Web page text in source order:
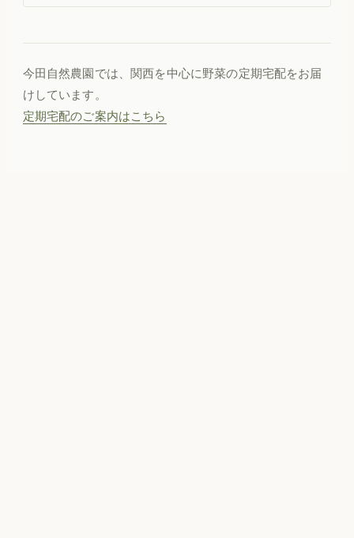
今田自然農園では、関西を中心に野菜の定期宅配をお届
けしています。
定期宅配のご案内はこちら